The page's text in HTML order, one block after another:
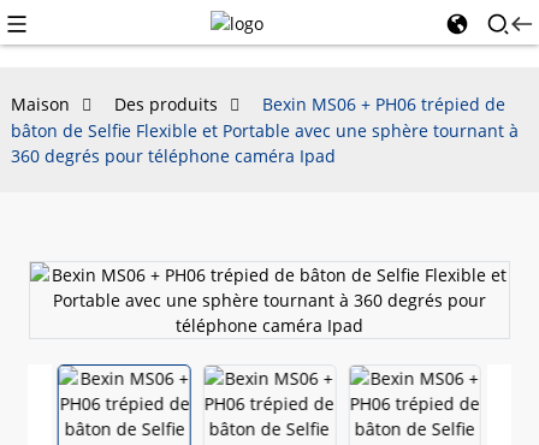
Maison Des produits
Bexin MS06 + PH06 trépied de
bâton de Selfie Flexible et Portable avec une sphère tournant à
360 degrés pour téléphone caméra Ipad